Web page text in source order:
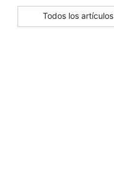
4,85
Todos los artículos